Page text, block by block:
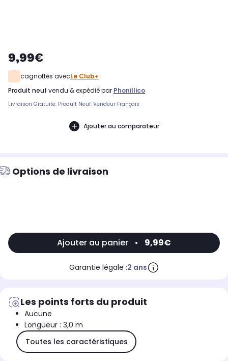
9,99€
cagnottés avecLe Club+
produit neuf vendu & expédié par Phonillico
Livraison Gratuite. Produit Neuf. Vendeur Français
Ajouter au comparateur
Options de livraison
Ajouter au panier • 9,99€
Garantie légale :2 ans
Les points forts du produit
Aucune
Longueur : 3,0 m
Toutes les caractéristiques